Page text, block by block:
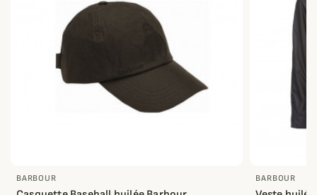
BARBOUR BARBOUR